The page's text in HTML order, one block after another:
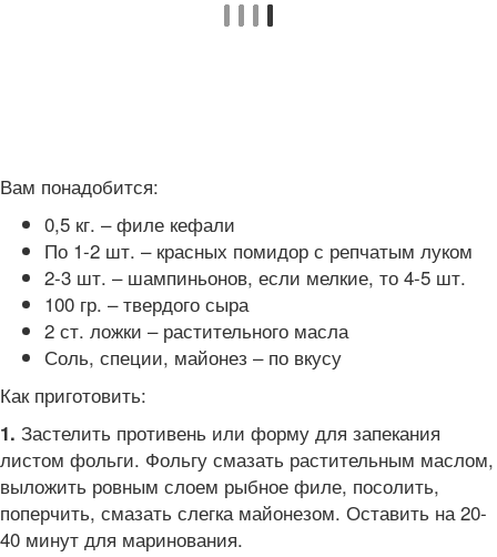
Вам понадобится:
0,5 кг. – филе кефали
По 1-2 шт. – красных помидор с репчатым луком
2-3 шт. – шампиньонов, если мелкие, то 4-5 шт.
100 гр. – твердого сыра
2 ст. ложки – растительного масла
Соль, специи, майонез – по вкусу
Как приготовить:
1. Застелить противень или форму для запекания
листом фольги. Фольгу смазать растительным маслом,
выложить ровным слоем рыбное филе, посолить,
поперчить, смазать слегка майонезом. Оставить на 20-
40 минут для маринования.